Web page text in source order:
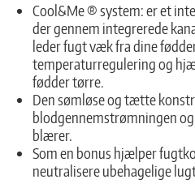
Cool&Me ® system: er et
der gennem integrerede
leder fugt væk fra dine
temperaturregulering og
fødder tørre.
Den sømløse og tætte
blodgennemstrømningen
blærer.
Som en bonus hjælper
neutralisere ubehagelige